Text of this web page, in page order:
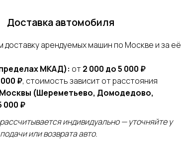
Доставка автомобиля
арендуемых машин по Москве и за её
МКАД): от2 000 до 5 000 ₽
₽, стоимость зависит от расстояния
(Шереметьево, Домодедово,
000 ₽
индивидуально — уточняйте у
или возврата авто.